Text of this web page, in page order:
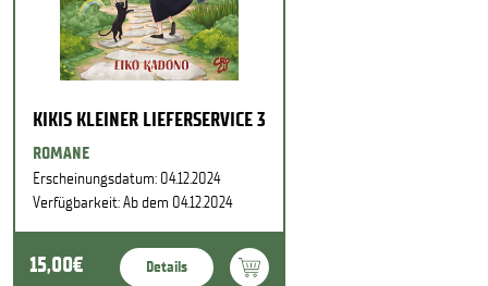
KIKIS KLEINER LIEFERSERVICE 3
ROMANE
Erscheinungsdatum: 04.12.2024
Verfügbarkeit: Ab dem 04.12.2024
15,00€ Details